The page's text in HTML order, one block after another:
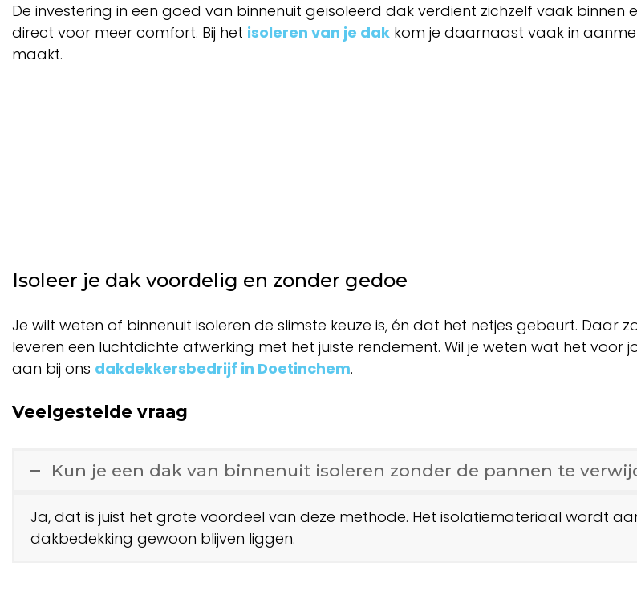
De investering in een goed van binnenuit geïsoleerd dak verdient zichzelf vaak
direct voor meer comfort. Bij het isoleren van je dak kom je daarnaast vaak in
maakt.
Isoleer je dak voordelig en zonder gedoe
Je wilt weten of binnenuit isoleren de slimste keuze is, én dat het netjes gebeurt. Daar
leveren een luchtdichte afwerking met het juiste rendement. Wil je weten wat het voor
aan bij ons dakdekkersbedrijf in Doetinchem.
Veelgestelde vraag
Kun je een dak van binnenuit isoleren zonder de pannen te
Ja, dat is juist het grote voordeel van deze methode. Het isolatiemateriaal wordt
dakbedekking gewoon blijven liggen.